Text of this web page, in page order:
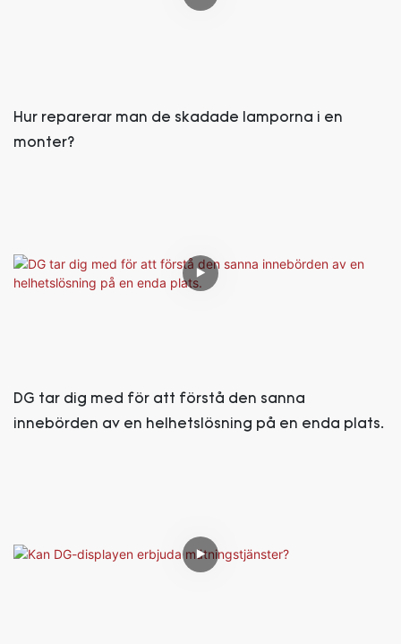
Hur reparerar man de skadade lamporna i en
monter?
DG tar dig med för att förstå den sanna
innebörden av en helhetslösning på en enda plats.